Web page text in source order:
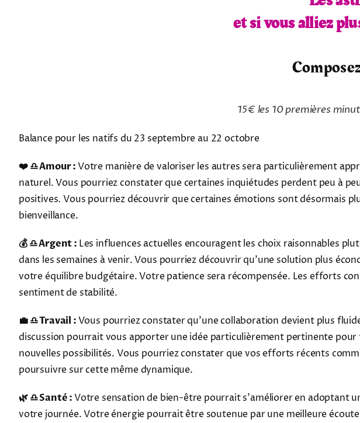
et si vous alliez
15€ les 10 premières
Balance pour les natifs du 23 septembre au 22 octobre
❤️ ♎ Amour :Votre manière de valoriser les autres sera particulièrement
naturel. Vous pourriez constater que certaines inquiétudes perdent peu à
positives. Vous pourriez découvrir que certaines émotions sont désormais
bienveillance.
💰 ♎ Argent : Les influences actuelles encouragent les choix raisonnables
dans les semaines à venir. Vous pourriez découvrir qu'une solution plus
votre équilibre budgétaire. Votre patience sera récompensée. Les efforts
sentiment de stabilité.
💼 ♎ Travail :Vous pourriez constater qu'une collaboration devient plus
discussion pourrait vous apporter une idée particulièrement pertinente
nouvelles possibilités. Vous pourriez constater que vos efforts récents
poursuivre sur cette même dynamique.
🌿 ♎ Santé :Votre sensation de bien-être pourrait s'améliorer en adoptant
votre journée. Votre énergie pourrait être soutenue par une meilleure